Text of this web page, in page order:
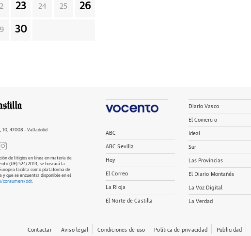
23 24 25 26
30
10, 47008 - Valladolid
de litigios en línea en materia de
(UE) 524/2013, se buscará la
facilita como plataforma de
y que se encuentra disponible en el
consumers/odr.
ABC
ABC Sevilla
Hoy
El Correo
La Rioja
El Norte de Castilla
Diario Vasco
El Comercio
Ideal
Sur
Las Provincias
El Diario Montañés
La Voz Digital
La Verdad
Contactar Aviso legal Condiciones de uso Política de privacidad Publicidad